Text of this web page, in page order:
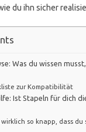
du ihn sicher
Was du wissen
zur Kompatibilität
Ist Stapeln für dich
so knapp, dass du